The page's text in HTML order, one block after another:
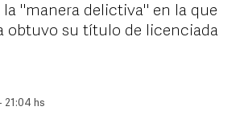
"manera delictiva" en la que
obtuvo su título de licenciada
21:04 hs